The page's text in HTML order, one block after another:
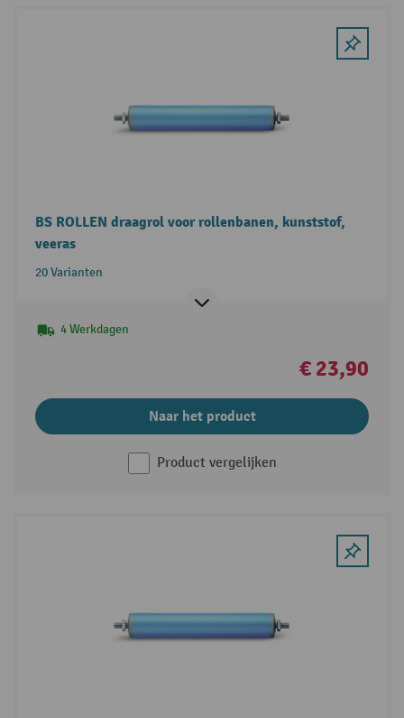
BS ROLLEN draagrol voor rollenbanen, kunststof,
veeras
20 Varianten
4 Werkdagen
€ 23,90
Naar het product
Product vergelijken